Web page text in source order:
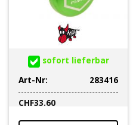
sofort lieferbar
Art-Nr:
283416
CHF33.60